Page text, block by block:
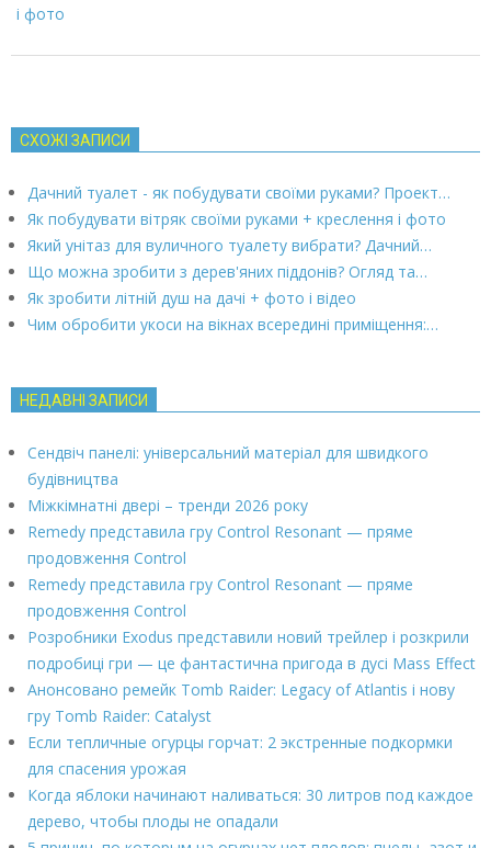
і фото
СХОЖІ ЗАПИСИ
Дачний туалет - як побудувати своїми руками? Проект…
Як побудувати вітряк своїми руками + креслення і фото
Який унітаз для вуличного туалету вибрати? Дачний…
Що можна зробити з дерев'яних піддонів? Огляд та…
Як зробити літній душ на дачі + фото і відео
Чим обробити укоси на вікнах всередині приміщення:…
НЕДАВНІ ЗАПИСИ
Сендвіч панелі: універсальний матеріал для швидкого
будівництва
Міжкімнатні двері – тренди 2026 року
Remedy представила гру Control Resonant — пряме
продовження Control
Remedy представила гру Control Resonant — пряме
продовження Control
Розробники Exodus представили новий трейлер і розкрили
подробиці гри — це фантастична пригода в дусі Mass Effect
Анонсовано ремейк Tomb Raider: Legacy of Atlantis і нову
гру Tomb Raider: Catalyst
Если тепличные огурцы горчат: 2 экстренные подкормки
для спасения урожая
Когда яблоки начинают наливаться: 30 литров под каждое
дерево, чтобы плоды не опадали